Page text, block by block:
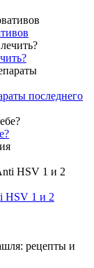
последнего
HSV 1 и 2